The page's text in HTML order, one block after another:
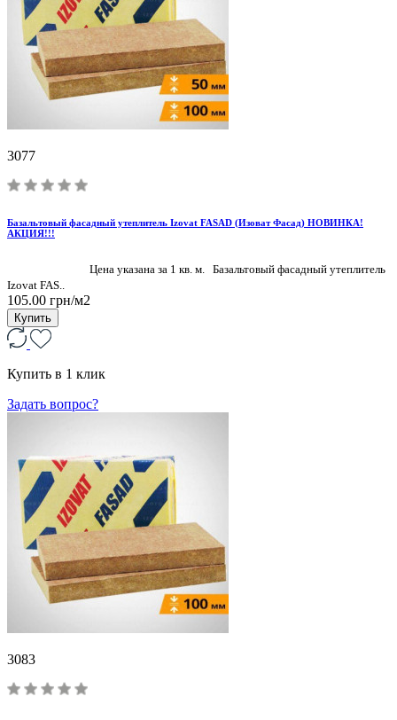
3077
Базальтовый фасадный утеплитель Izovat FASAD (Изоват Фасад) НОВИНКА!
АКЦИЯ!!!
Цена указана за 1 кв. м. Базальтовый фасадный утеплитель
Izovat FAS..
105.00 грн/м2
Купить
Купить в 1 клик
Задать вопрос?
3083